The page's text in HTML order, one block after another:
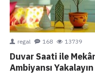
regal 168 13739
Duvar Saati ile
Ambiyansı Yakalayın